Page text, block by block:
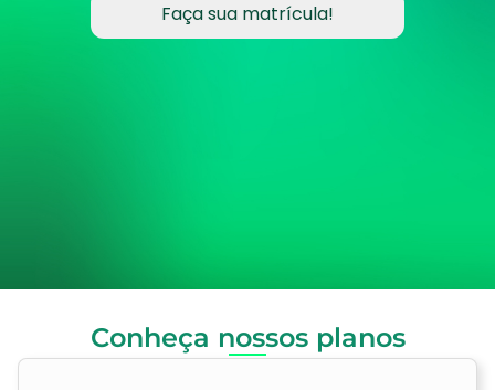
Faça sua matrícula!
Conheça nossos planos